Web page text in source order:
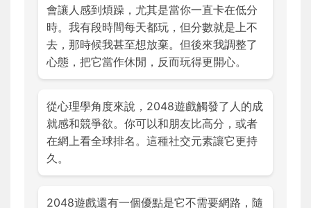
會讓人感到煩躁，尤其是當你一直卡在低分
時。我有段時間每天都玩，但分數就是上不
去，那時候我甚至想放棄。但後來我調整了
心態，把它當作休閒，反而玩得更開心。
從心理學角度來說，2048遊戲觸發了人的成
就感和競爭欲。你可以和朋友比高分，或者
在網上看全球排名。這種社交元素讓它更持
久。
2048遊戲還有一個優點是它不需要網路，隨